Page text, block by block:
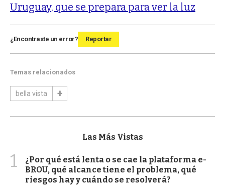
Uruguay, que se prepara para ver la luz
¿Encontraste un error? Reportar
Temas relacionados
bella vista
Las Más Vistas
1
¿Por qué está lenta o se cae la plataforma e-
BROU, qué alcance tiene el problema, qué
riesgos hay y cuándo se resolverá?